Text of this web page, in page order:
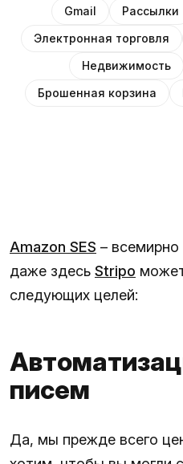
Gmail Рассылки
Электронная торговля
Недвижимость
Брошенная корзина
Amazon SES – всемирно
даже здесь Stripo
следующих целей:
писем
Да, мы прежде всего